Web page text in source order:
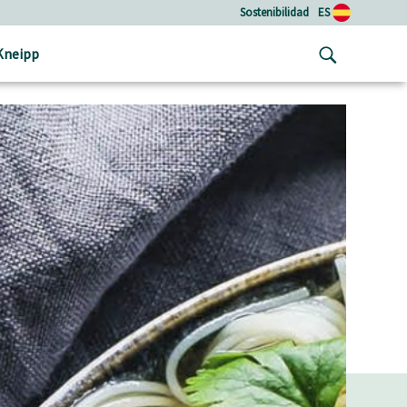
Sostenibilidad ES